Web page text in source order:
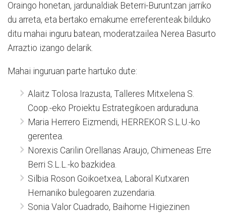
Oraingo honetan, jardunaldiak Beterri-Buruntzan jarriko
du arreta, eta bertako emakume erreferenteak bilduko
ditu mahai inguru batean, moderatzailea Nerea Basurto
Arraztio izango delarik.
Mahai inguruan parte hartuko dute:
Alaitz Tolosa Irazusta, Talleres Mitxelena S.
Coop.-eko Proiektu Estrategikoen arduraduna.
Maria Herrero Eizmendi, HERREKOR S.L.U.-ko
gerentea.
Norexis Carilin Orellanas Araujo, Chimeneas Erre
Berri S.L.L.-ko bazkidea.
Silbia Roson Goikoetxea, Laboral Kutxaren
Hernaniko bulegoaren zuzendaria.
Sonia Valor Cuadrado, Baihome Higiezinen